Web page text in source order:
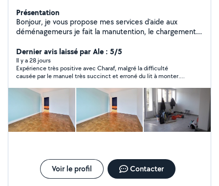
Présentation
Bonjour, je vous propose mes services d'aide aux
déménagemeurs je fait la manutention, le chargement
bien ranger et calé vos affaires pour ne pas perdre de la
place. Un autre voisin compétent peut m'aide, si vous
avez besoin de 2 déménageurs, je peut faire aussi la
peinture, demontage et remontage de mobilier,
installation de lave-linge gazinière et tout types
d'appareils électroménagers ménage je suis sérieux,
disponible, et ponctuel.
Dernier avis laissé par Ale : 5/5
Il y a 28 jours
Expérience très positive avec Charaf, malgré la difficulté
causée par le manuel très succinct et erroné du lit à monter.
bout pour m'aider hier soir. Monsieur Charaf étant très
sympathique, je me suis sentie en entière confiance et
penserai à lui pour de futures occasions.
Voir le profil Contacter